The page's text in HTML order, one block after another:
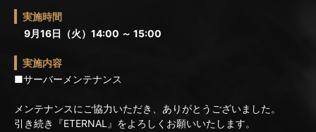
実施時間
9月16日（火）14:00 ～ 15:00
実施内容
■サーバーメンテナンス
メンテナンスにご協力いただき、ありがとうございました。
引き続き『ETERNAL』をよろしくお願いいたします。